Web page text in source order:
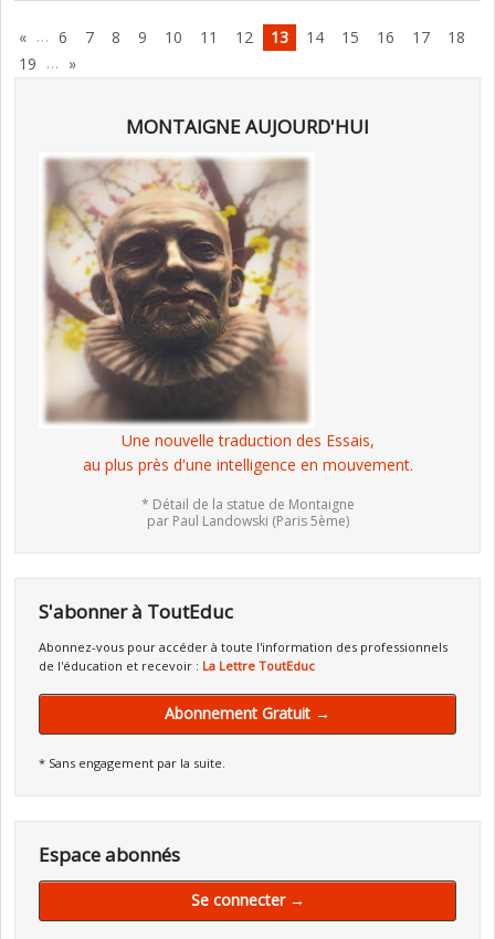
« … 6 7 8 9 10 11 12 13 14 15 16 17
18
19 … »
MONTAIGNE AUJOURD'HUI
Une nouvelle traduction des Essais,
au plus près d'une intelligence en mouvement.
* Détail de la statue de Montaigne
par Paul Landowski (Paris 5ème)
S'abonner à ToutEduc
Abonnez-vous pour accéder à toute l'information des professionnels
de l'éducation et recevoir : La Lettre ToutEduc
Abonnement Gratuit →
* Sans engagement par la suite.
Espace abonnés
Se connecter →